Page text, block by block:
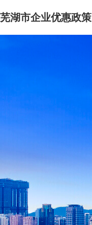
芜湖市企业优惠政策